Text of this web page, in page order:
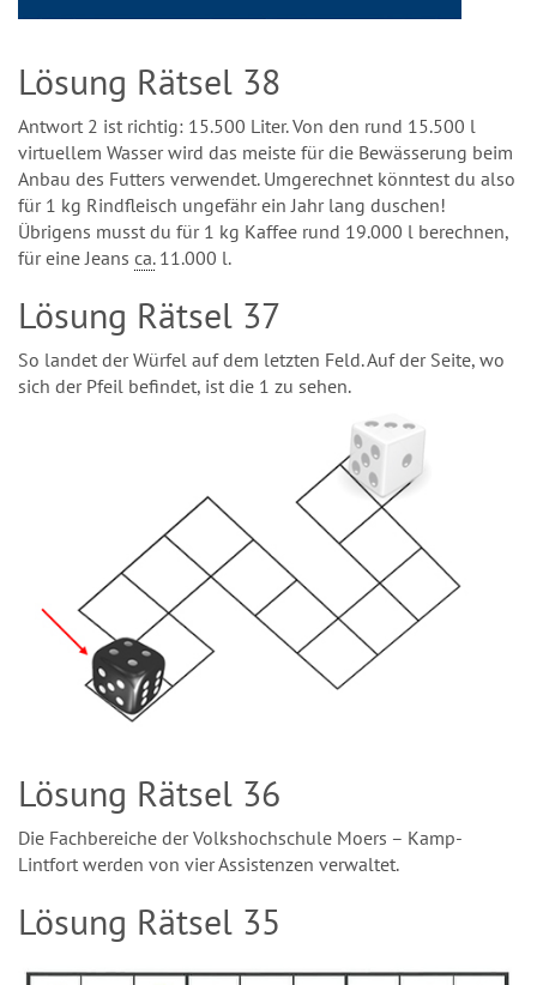
Lösung Rätsel 38
Antwort 2 ist richtig: 15.500 Liter. Von den rund 15.500 l
virtuellem Wasser wird das meiste für die Bewässerung beim
Anbau des Futters verwendet. Umgerechnet könntest du also
für 1 kg Rindfleisch ungefähr ein Jahr lang duschen!
Übrigens musst du für 1 kg Kaffee rund 19.000 l berechnen,
für eine Jeans ca.11.000 l.
Lösung Rätsel 37
So landet der Würfel auf dem letzten Feld. Auf der Seite, wo
sich der Pfeil befindet, ist die 1 zu sehen.
Lösung Rätsel 36
Die Fachbereiche der Volkshochschule Moers – Kamp-
Lintfort werden von vier Assistenzen verwaltet.
Lösung Rätsel 35